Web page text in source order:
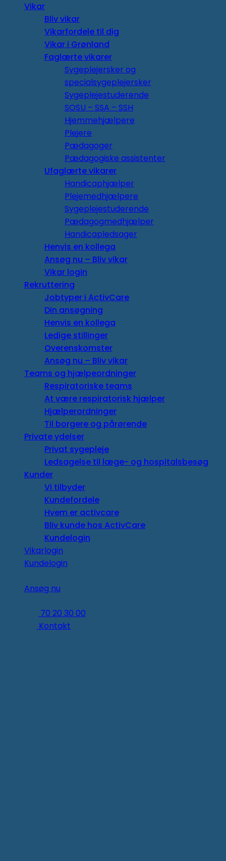
Vikar
Bliv vikar
Vikarfordele til dig
Vikar i Grønland
Faglærte vikarer
Sygeplejersker og
specialsygeplejersker
Sygeplejestuderende
SOSU – SSA – SSH
Hjemmehjælpere
Plejere
Pædagoger
Pædagogiske assistenter
Ufaglærte vikarer
Handicaphjælper
Plejemedhjælpere
Sygeplejestuderende
Pædagogmedhjælper
Handicapledsager
Henvis en kollega
Ansøg nu – Bliv vikar
Vikar login
Rekruttering
Jobtyper i ActivCare
Din ansøgning
Henvis en kollega
Ledige stillinger
Overenskomster
Ansøg nu – Bliv vikar
Teams og hjælpeordninger
Respiratoriske teams
At være respiratorisk hjælper
Hjælperordninger
Til borgere og pårørende
Private ydelser
Privat sygepleje
Ledsagelse til læge- og hospitalsbesøg
Kunder
Vi tilbyder
Kundefordele
Hvem er activcare
Bliv kunde hos ActivCare
Kundelogin
Vikarlogin
Kundelogin
Ansøg nu
70 20 30 00
Kontakt